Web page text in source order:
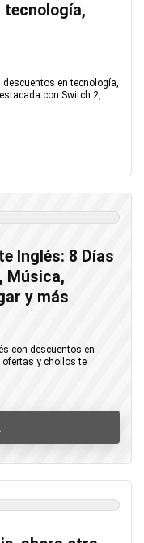
tecnología,
descuentos en tecnología,
con Switch 2,
Inglés: 8 Días
Música,
y más
con descuentos en
ofertas y chollos te